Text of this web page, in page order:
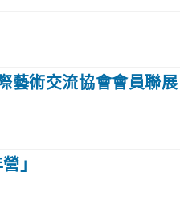
藝術交流協會會員聯展
」